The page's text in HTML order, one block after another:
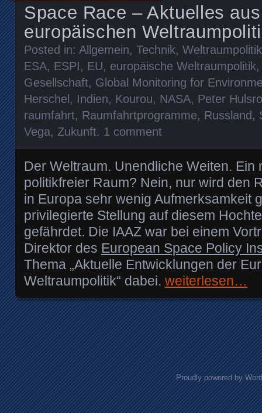
Space Race – Aktuelles
europäischen
Posted in: Allgemein, Technik, Weltraumpolitik
ESA, ESPI, EU, europäische Weltraumpolitik
Gesellschaft, Global Monitoring for
Herschel, Indien, Kourou, NASA, Peter
raumfahrt, Raumfahrtprogramme, Russland,
Vega, Zukunft. 1 comment
Der Weltraum. Unendliche Weiten. Ein
politikfreier Raum? Nein, nur wird den
in Europa sehr wenig Aufmerksamkeit
privilegierte Stellung auf diesem
gefährdet. Die IAAZ war bei einem
Direktor des European Space Policy
Thema „Aktuelle Entwicklungen der
Weltraumpolitik“ dabei. weiterlesen…
Posts navigation
Proudly powered by